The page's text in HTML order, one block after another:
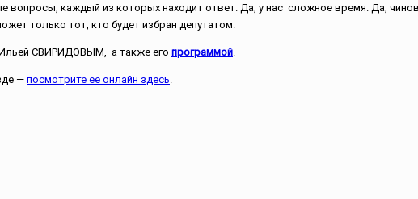
вопросы, каждый из которых находит ответ. Да, у нас сложное время. Да,
только тот, кто будет избран депутатом.
Ильей СВИРИДОВЫМ, а также его программой
— посмотрите ее онлайн здесь